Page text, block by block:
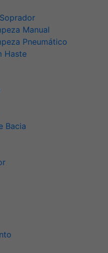
Manual
Pneumático
Haste
Bacia